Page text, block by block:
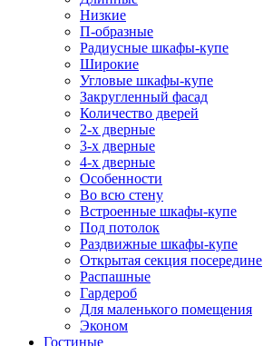
Низкие
П-образные
Радиусные шкафы-купе
Широкие
Угловые шкафы-купе
Закругленный фасад
Количество дверей
2-х дверные
3-х дверные
4-х дверные
Особенности
Во всю стену
Встроенные шкафы-купе
Под потолок
Раздвижные шкафы-купе
Открытая секция посередине
Распашные
Гардероб
Для маленького помещения
Эконом
Гостиные